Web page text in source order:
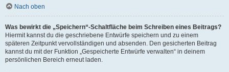
Nach oben
Was bewirkt die „Speichern“-Schaltfläche beim Schreiben eines Beitrags?
Hiermit kannst du die geschriebene Entwürfe speichern und zu einem
späteren Zeitpunkt vervollständigen und absenden. Den gesicherten Beitrag
kannst du mit der Funktion „Gespeicherte Entwürfe verwalten“ in deinem
persönlichen Bereich erneut laden.